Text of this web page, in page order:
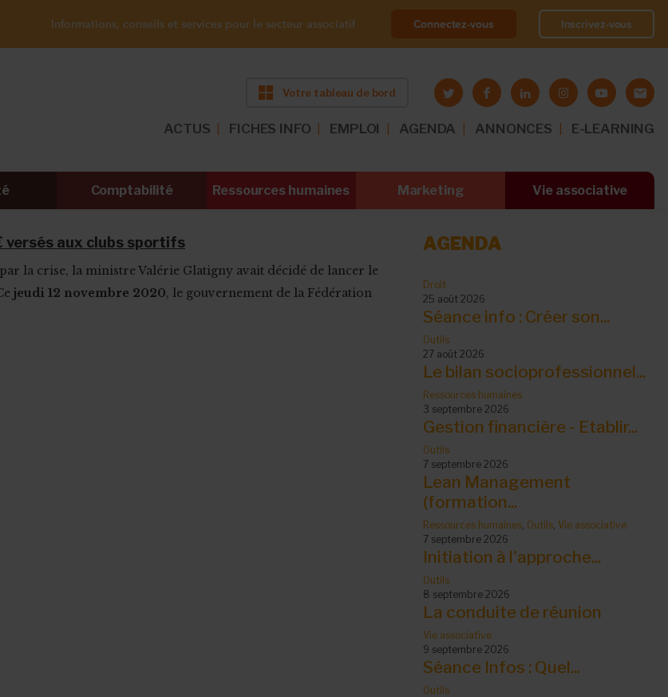
Informations, conseils et services pour le secteur associatif Connectez-vous Inscrivez-vous
Votre tableau de bord
ACTUS FICHES INFO EMPLOI AGENDA ANNONCES E-LEARNING
Comptabilité Ressources humaines Marketing Vie associative
versés aux clubs sportifs
la crise, la ministre Valérie Glatigny avait décidé de lancer le
jeudi 12 novembre 2020, le gouvernement de la Fédération
AGENDA
Droit
25 août 2026
Séance info : Créer son...
Outils
27 août 2026
Le bilan socioprofessionnel...
Ressources humaines
3 septembre 2026
Gestion financière - Etablir...
Outils
7 septembre 2026
Lean Management
(formation...
Ressources humaines Outils Vie associative
7 septembre 2026
Initiation à l'approche...
Outils
8 septembre 2026
La conduite de réunion
Vie associative
9 septembre 2026
Séance Infos : Quel...
Outils